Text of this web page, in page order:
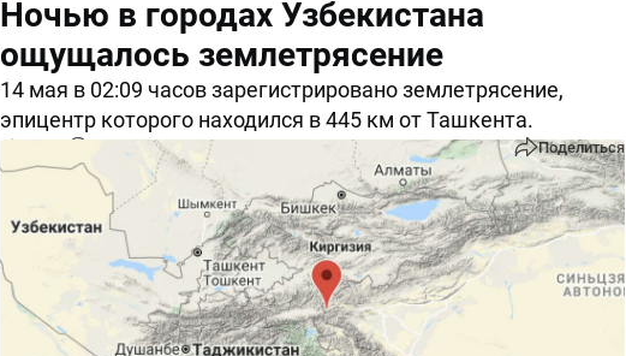
Ночью в городах Узбекистана
ощущалось землетрясение
14 мая в 02:09 часов зарегистрировано землетрясение,
эпицентр которого находился в 445 км от Ташкента.
Поделиться